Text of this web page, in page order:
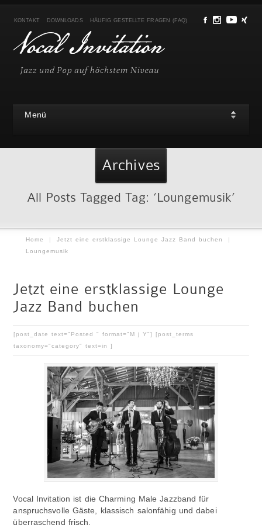
KONTAKT DOWNLOADS HÄUFIG GESTELLTE FRAGEN (FAQ)
Menü
Archives
All Posts Tagged Tag: ‘Loungemusik’
Home | Jetzt eine erstklassige Lounge Jazz Band buchen
|
Loungemusik
Jetzt eine erstklassige Lounge
Jazz Band buchen
[post_date text="Posted " format="M j Y"] [post_terms
taxonomy="category" text=in ]
Vocal Invitation ist die Charming Male Jazzband für
anspruchsvolle Gäste, klassisch salonfähig und dabei
überraschend frisch.